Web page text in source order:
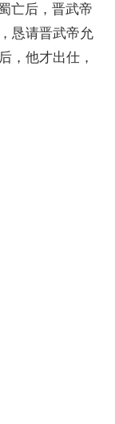
亡后，晋武帝
恳请晋武帝允
，他才出仕，